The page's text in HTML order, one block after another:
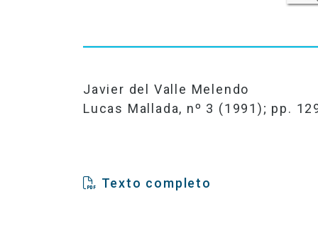
Javier del Valle Melendo
Lucas Mallada, nº 3 (1991); pp.
Texto completo